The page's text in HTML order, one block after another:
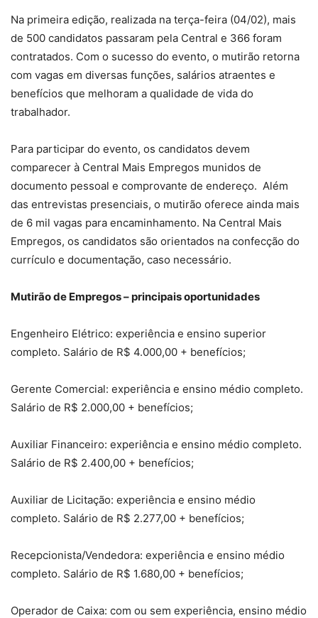
Na primeira edição, realizada na terça-feira (04/02), mais
de 500 candidatos passaram pela Central e 366 foram
contratados. Com o sucesso do evento, o mutirão retorna
com vagas em diversas funções, salários atraentes e
benefícios que melhoram a qualidade de vida do
trabalhador.
Para participar do evento, os candidatos devem
comparecer à Central Mais Empregos munidos de
documento pessoal e comprovante de endereço. Além
das entrevistas presenciais, o mutirão oferece ainda mais
de 6 mil vagas para encaminhamento. Na Central Mais
Empregos, os candidatos são orientados na confecção do
currículo e documentação, caso necessário.
Mutirão de Empregos – principais oportunidades
Engenheiro Elétrico: experiência e ensino superior
completo. Salário de R$ 4.000,00 + benefícios;
Gerente Comercial: experiência e ensino médio completo.
Salário de R$ 2.000,00 + benefícios;
Auxiliar Financeiro: experiência e ensino médio completo.
Salário de R$ 2.400,00 + benefícios;
Auxiliar de Licitação: experiência e ensino médio
completo. Salário de R$ 2.277,00 + benefícios;
Recepcionista/Vendedora: experiência e ensino médio
completo. Salário de R$ 1.680,00 + benefícios;
Operador de Caixa: com ou sem experiência, ensino médio